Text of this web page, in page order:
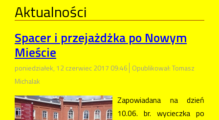
Aktualności
Spacer i przejażdżka po Nowym
Mieście
poniedziałek, 12 czerwiec 2017 09:46 Opublikował: Tomasz
Michalak
Zapowiadana na dzień
10.06. br. wycieczka po